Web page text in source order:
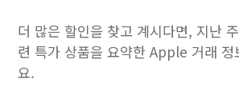
더 많은 할인을 찾고 계시다면, 지난
련 특가 상품을 요약한 Apple 거래 정
요.